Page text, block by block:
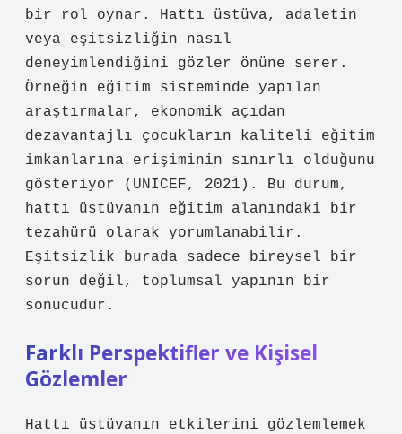
bir rol oynar. Hattı üstüva, adaletin
veya eşitsizliğin nasıl
deneyimlendiğini gözler önüne serer.
Örneğin eğitim sisteminde yapılan
araştırmalar, ekonomik açıdan
dezavantajlı çocukların kaliteli eğitim
imkanlarına erişiminin sınırlı olduğunu
gösteriyor (UNICEF, 2021). Bu durum,
hattı üstüvanın eğitim alanındaki bir
tezahürü olarak yorumlanabilir.
Eşitsizlik burada sadece bireysel bir
sorun değil, toplumsal yapının bir
sonucudur.
Farklı Perspektifler ve Kişisel
Gözlemler
Hattı üstüvanın etkilerini gözlemlemek